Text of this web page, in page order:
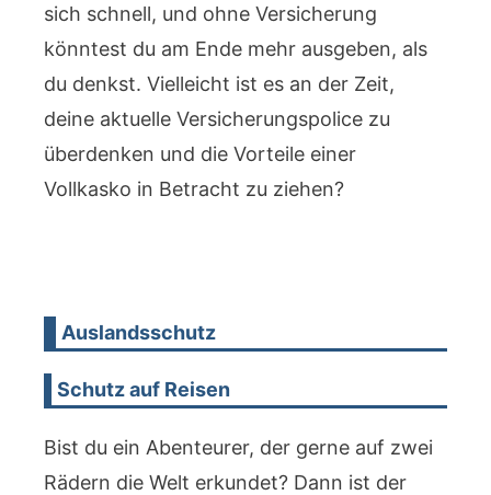
sich schnell, und ohne Versicherung
könntest du am Ende mehr ausgeben, als
du denkst. Vielleicht ist es an der Zeit,
deine aktuelle Versicherungspolice zu
überdenken und die Vorteile einer
Vollkasko in Betracht zu ziehen?
Auslandsschutz
Schutz auf Reisen
Bist du ein Abenteurer, der gerne auf zwei
Rädern die Welt erkundet? Dann ist der